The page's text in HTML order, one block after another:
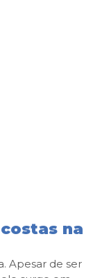
na
Apesar de ser